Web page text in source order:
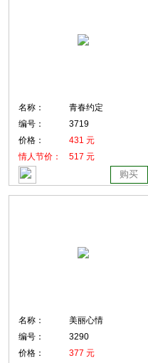
名称：
青春约定
编号：
3719
价格：
431 元
情人节价：
517 元
购买
名称：
美丽心情
编号：
3290
价格：
377 元